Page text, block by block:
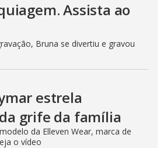
Assista ao
Bruna se divertiu e gravou
estrela
grife da família
da Elleven Wear, marca de
o vídeo